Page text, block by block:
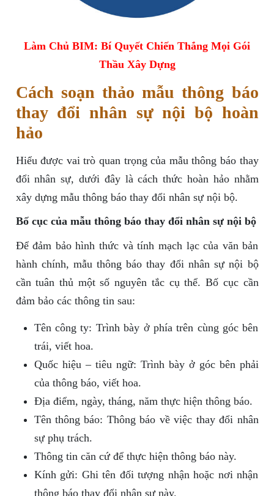
Làm Chủ BIM: Bí Quyết Chiến Thắng Mọi Gói
Thầu Xây Dựng
Cách soạn thảo mẫu thông báo
thay đổi nhân sự nội bộ hoàn
hảo
Hiểu được vai trò quan trọng của mẫu thông báo thay
đổi nhân sự, dưới đây là cách thức hoàn hảo nhằm
xây dựng mẫu thông báo thay đổi nhân sự nội bộ.
Bố cục của mẫu thông báo thay đổi nhân sự nội bộ
Để đảm bảo hình thức và tính mạch lạc của văn bản
hành chính, mẫu thông báo thay đổi nhân sự nội bộ
cần tuân thủ một số nguyên tắc cụ thể. Bố cục cần
đảm bảo các thông tin sau:
Tên công ty: Trình bày ở phía trên cùng góc bên
trái, viết hoa.
Quốc hiệu – tiêu ngữ: Trình bày ở góc bên phải
của thông báo, viết hoa.
Địa điểm, ngày, tháng, năm thực hiện thông báo.
Tên thông báo: Thông báo về việc thay đổi nhân
sự phụ trách.
Thông tin căn cứ để thực hiện thông báo này.
Kính gửi: Ghi tên đối tượng nhận hoặc nơi nhận
thông báo thay đổi nhân sự này.